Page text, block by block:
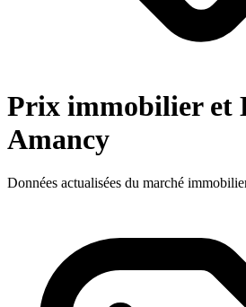
Prix immobilier et
Amancy
Données actualisées du marché